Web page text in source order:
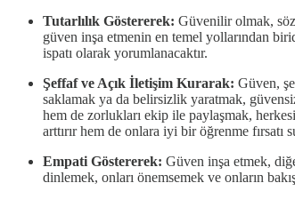
Tutarlılık Göstererek: Güvenilir olmak,
güven inşa etmenin en temel yollarından
ispatı olarak yorumlanacaktır.
Şeffaf ve Açık İletişim Kurarak: Güven,
saklamak ya da belirsizlik yaratmak,
hem de zorlukları ekip ile paylaşmak,
arttırır hem de onlara iyi bir öğrenme fırsatı
Empati Göstererek: Güven inşa etmek,
dinlemek, onları önemsemek ve onların